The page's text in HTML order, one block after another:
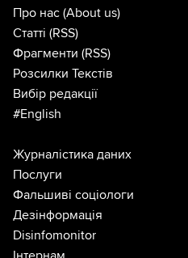
Про нас (About us)
Статті (RSS)
Фрагменти (RSS)
Розсилки Текстів
Вибір редакції
#English
Журналістика даних
Послуги
Фальшиві соціологи
Дезінформація
Disinfomonitor